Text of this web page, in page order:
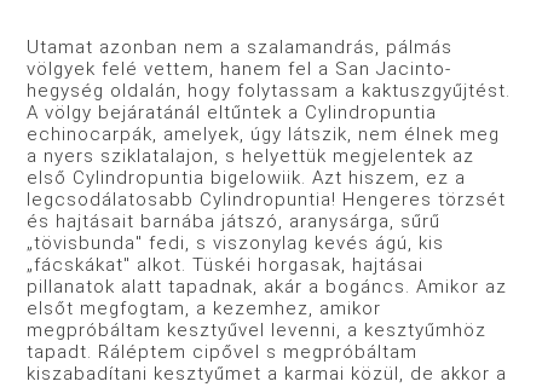
Utamat azonban nem a szalamandrás, pálmás
völgyek felé vettem, hanem fel a San Jacinto-
hegység oldalán, hogy foly­tassam a kaktuszgyűjtést.
A völgy bejáratánál eltűntek a Cylindropuntia
echinocarpák, amelyek, úgy látszik, nem élnek meg
a nyers sziklatalajon, s helyettük megjelentek az
első Cy­lindropuntia bigelowiik. Azt hiszem, ez a
legcsodálatosabb Cylindropuntia! Hengeres törzsét
és hajtásait barnába játszó, aranysárga, sűrű
„tövisbunda" fedi, s viszonylag kevés ágú, kis
„fácskákat" alkot. Tüskéi horgasak, hajtásai
pillanatok alatt ta­padnak, akár a bogáncs. Amikor az
elsőt megfogtam, a kezem­hez, amikor
megpróbáltam kesztyűvel levenni, a kesztyűmhöz
tapadt. Ráléptem cipővel s megpróbáltam
kiszabadítani kesz­tyűmet a karmai közül, de akkor a